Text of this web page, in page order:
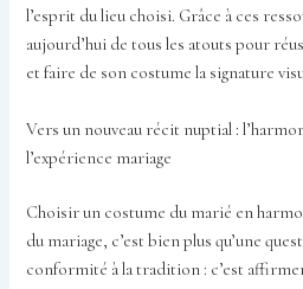
l’esprit du lieu choisi. Grâce à ces
aujourd’hui de tous les atouts pour
et faire de son costume la signature
Vers un nouveau récit nuptial :
l’expérience mariage
Choisir un costume du marié en
du mariage, c’est bien plus qu’une
conformité à la tradition : c’est